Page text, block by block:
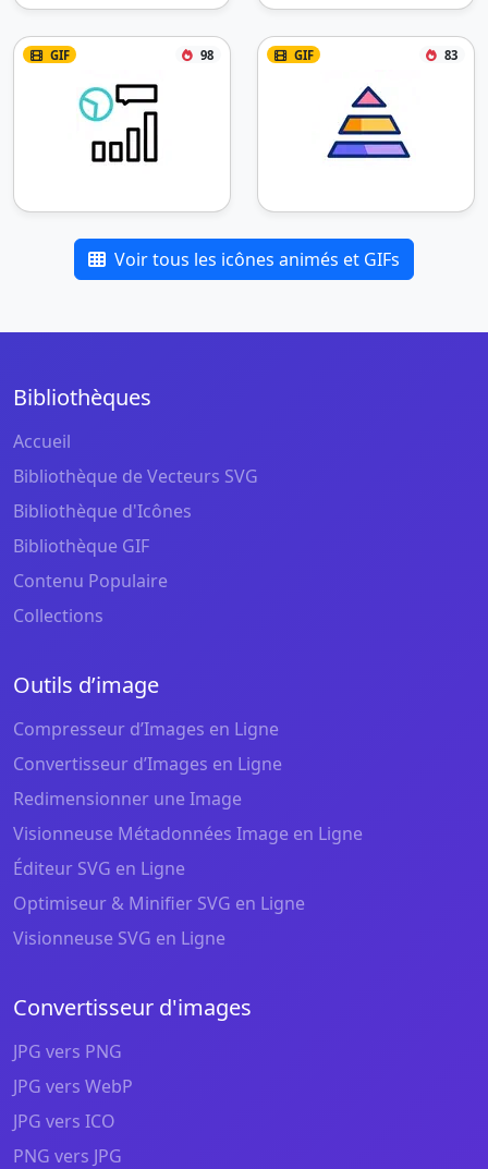
GIF 98 GIF 83
Voir tous les icônes animés et GIFs
Bibliothèques
Accueil
Bibliothèque de Vecteurs SVG
Bibliothèque d'Icônes
Bibliothèque GIF
Contenu Populaire
Collections
Outils d’image
Compresseur d’Images en Ligne
Convertisseur d’Images en Ligne
Redimensionner une Image
Visionneuse Métadonnées Image en Ligne
Éditeur SVG en Ligne
Optimiseur & Minifier SVG en Ligne
Visionneuse SVG en Ligne
Convertisseur d'images
JPG vers PNG
JPG vers WebP
JPG vers ICO
PNG vers JPG